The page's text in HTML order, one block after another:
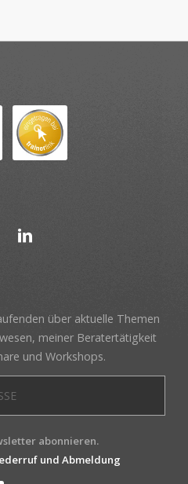
über aktuelle Themen
meiner Beratertätigkeit
und Workshops.
abonnieren.
und Abmeldung